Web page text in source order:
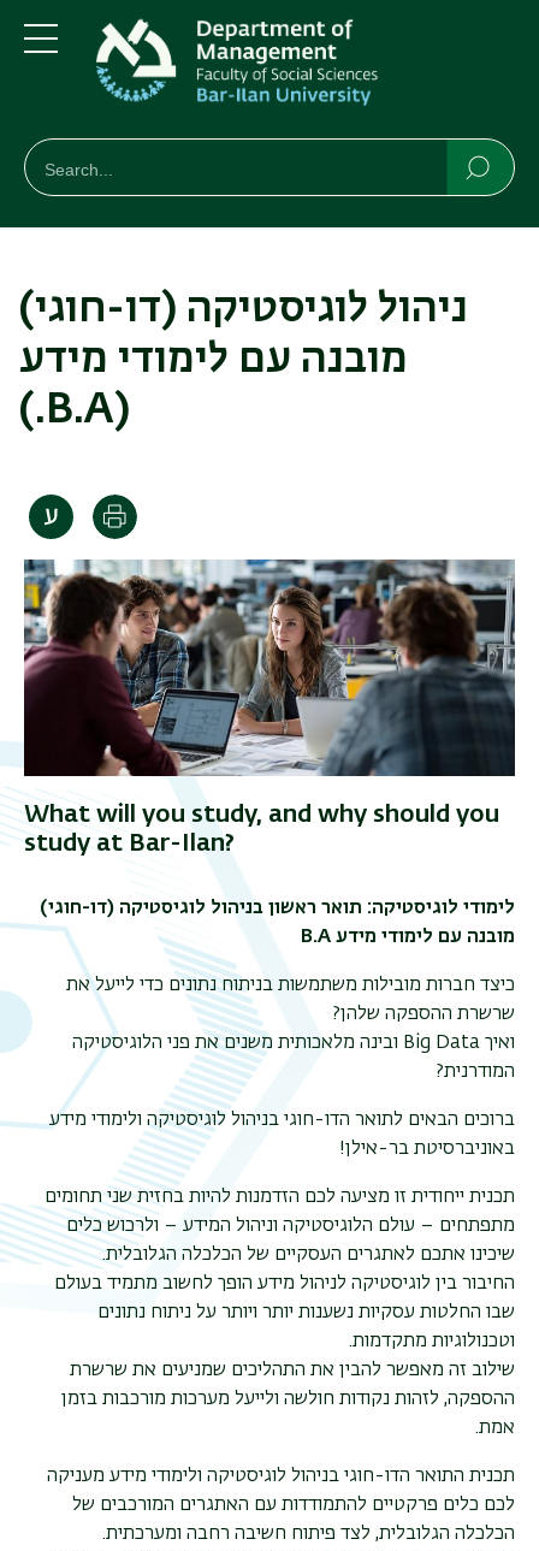
to
main
content
to
main
Navigation
Menu
חיפוש
Search
ניהול לוגיסטיקה (דו-חוגי)
מובנה עם לימודי מידע
(.B.A)
Print
What will you study, and why should you
study at Bar-Ilan?
לימודי לוגיסטיקה: תואר ראשון בניהול לוגיסטיקה (דו-חוגי)
מובנה עם לימודי מידע B.A
כיצד חברות מובילות משתמשות בניתוח נתונים כדי לייעל את
שרשרת ההספקה שלהן?
ואיך Big Data ובינה מלאכותית משנים את פני הלוגיסטיקה
המודרנית?
ברוכים הבאים לתואר הדו-חוגי בניהול לוגיסטיקה ולימודי מידע
באוניברסיטת בר-אילן!
תכנית ייחודית זו מציעה לכם הזדמנות להיות בחזית שני תחומים
מתפתחים – עולם הלוגיסטיקה וניהול המידע – ולרכוש כלים
שיכינו אתכם לאתגרים העסקיים של הכלכלה הגלובלית.
החיבור בין לוגיסטיקה לניהול מידע הופך לחשוב מתמיד בעולם
שבו החלטות עסקיות נשענות יותר ויותר על ניתוח נתונים
וטכנולוגיות מתקדמות.
שילוב זה מאפשר להבין את התהליכים שמניעים את שרשרת
ההספקה, לזהות נקודות חולשה ולייעל מערכות מורכבות בזמן
אמת.
תכנית התואר הדו-חוגי בניהול לוגיסטיקה ולימודי מידע מעניקה
לכם כלים פרקטיים להתמודדות עם האתגרים המורכבים של
הכלכלה הגלובלית, לצד פיתוח חשיבה רחבה ומערכתית.